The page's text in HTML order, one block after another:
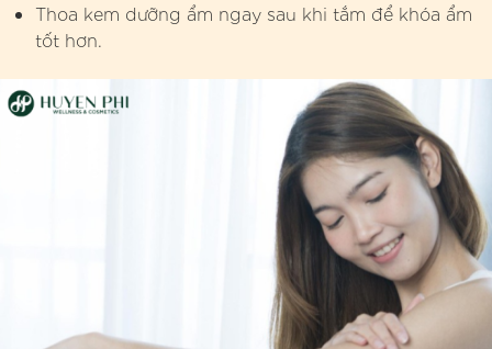
Thoa kem dưỡng ẩm ngay sau khi tắm để khóa ẩm
tốt hơn.